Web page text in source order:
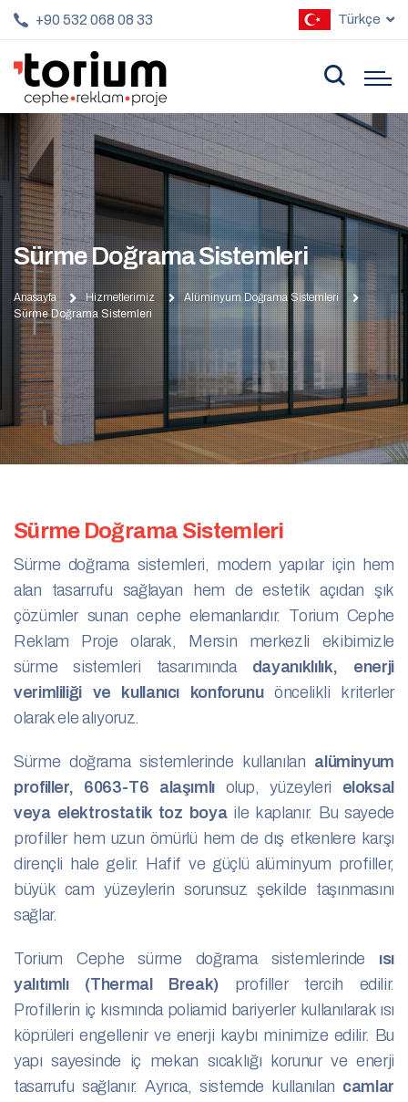
+90 532 068 08 33 Türkçe
Sürme Doğrama Sistemleri
Anasayfa Hizmetlerimiz
Alüminyum Doğrama Sistemleri
Sürme Doğrama Sistemleri
Sürme Doğrama Sistemleri
Sürme doğrama sistemleri, modern yapılar için hem
alan tasarrufu sağlayan hem de estetik açıdan şık
çözümler sunan cephe elemanlarıdır. Torium Cephe
Reklam Proje olarak, Mersin merkezli ekibimizle
sürme sistemleri tasarımında dayanıklılık, enerji
verimliliği ve kullanıcı konforunuöncelikli kriterler
olarak ele alıyoruz.
Sürme doğrama sistemlerinde kullanılan alüminyum
profiller, 6063-T6 alaşımlı olup, yüzeyleri eloksal
veya elektrostatik toz boyaile kaplanır. Bu sayede
profiller hem uzun ömürlü hem de dış etkenlere karşı
dirençli hale gelir. Hafif ve güçlü alüminyum profiller,
büyük cam yüzeylerin sorunsuz şekilde taşınmasını
sağlar.
Torium Cephe sürme doğrama sistemlerinde ısı
yalıtımlı (Thermal Break) profiller tercih edilir.
Profillerin iç kısmında poliamid bariyerler kullanılarak ısı
köprüleri engellenir ve enerji kaybı minimize edilir. Bu
yapı sayesinde iç mekan sıcaklığı korunur ve enerji
tasarrufu sağlanır. Ayrıca, sistemde kullanılan camlar